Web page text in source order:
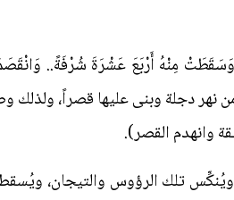
وَسَقَطَتْ مِنْهُ أَرْبَعَ عَشْرَةَ شُرْفَةً..
دجلة وبنى عليها قصراً، ولذلك
وانهدم القصر).
ويُنكِّس تلك الرؤوس والتيجان،